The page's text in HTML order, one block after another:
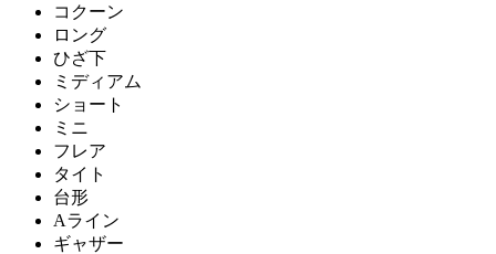
コクーン
ロング
ひざ下
ミディアム
ショート
ミニ
フレア
タイト
台形
Aライン
ギャザー